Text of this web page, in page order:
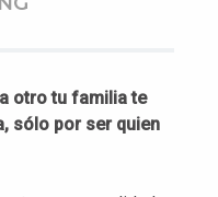
otro tu familia te
sólo por ser quien